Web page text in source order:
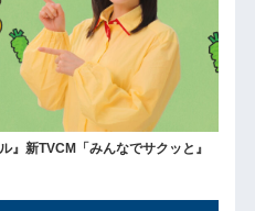
』新TVCM「みんなでサクッと』